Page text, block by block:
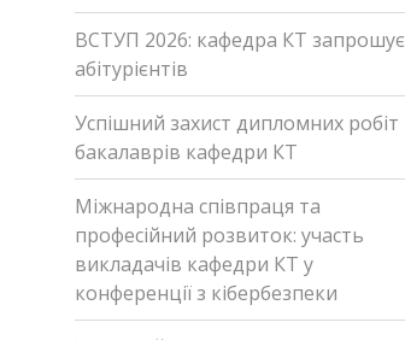
ВСТУП 2026: кафедра КТ запрошує
абітурієнтів
Успішний захист дипломних робіт
бакалаврів кафедри КТ
Міжнародна співпраця та
професійний розвиток: участь
викладачів кафедри КТ у
конференції з кібербезпеки